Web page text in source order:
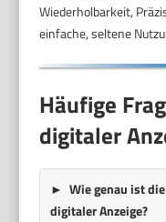
Wiederholbarkeit,
einfache, seltene
Häufige
digitaler
Wie genau ist
digitaler Anzeige?